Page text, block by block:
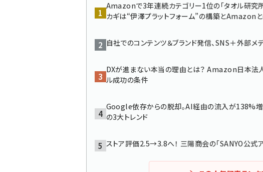
Amazonで3年連続カテゴリー1位の「タオル研究
カギは“伊澤プラットフォーム”の構築とAmazon
自社でのコンテンツ＆ブランド発信、SNS＋外部
DXが進まない本当の理由とは？ Amazon日本法
ル成功の条件
Google依存からの脱却。AI経由の流入が138%増
の3大トレンド
ストア評価2.5→3.8へ！ 三陽商会の「SANYO公式
参加登